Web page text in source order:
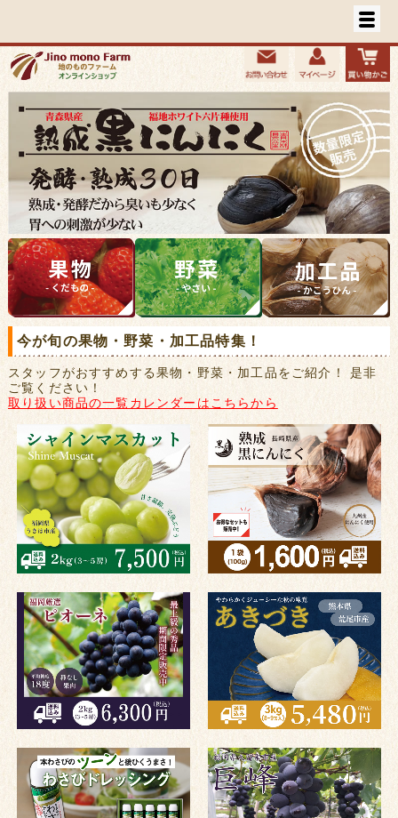
今が旬の果物・野菜・加工品特集！
スタッフがおすすめする果物・野菜・加工品をご紹介！ 是非
ご覧ください！
取り扱い商品の一覧カレンダーはこちらから